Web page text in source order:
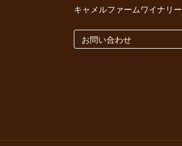
キャメルファームワイナリー
お問い合わせ